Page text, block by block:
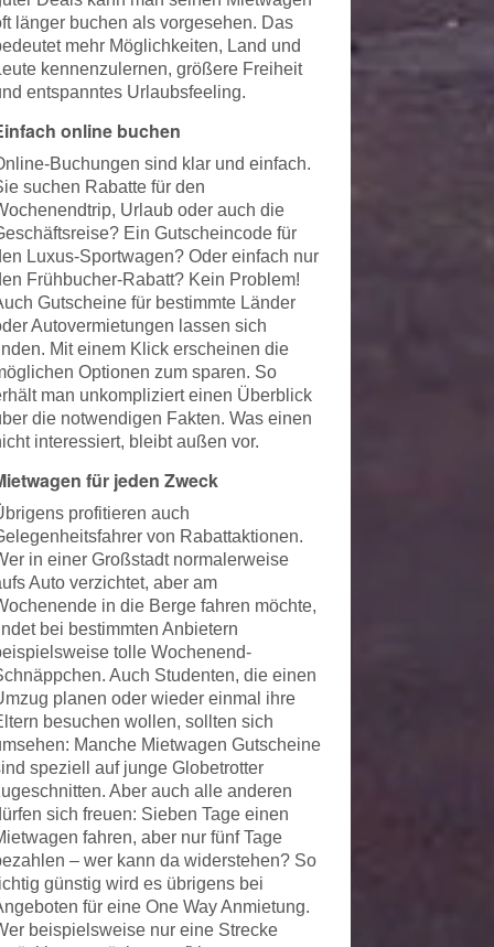
länger buchen als vorgesehen. Das
mehr Möglichkeiten, Land und
kennenzulernen, größere Freiheit
entspanntes Urlaubsfeeling.
online buchen
Buchungen sind klar und einfach.
suchen Rabatte für den
Urlaub oder auch die
Ein Gutscheincode für
Luxus-Sportwagen? Oder einfach nur
Frühbucher-Rabatt? Kein Problem!
Gutscheine für bestimmte Länder
Autovermietungen lassen sich
Mit einem Klick erscheinen die
Optionen zum sparen. So
man unkompliziert einen Überblick
die notwendigen Fakten. Was einen
interessiert, bleibt außen vor.
für jeden Zweck
profitieren auch
von Rabattaktionen.
in einer Großstadt normalerweise
Auto verzichtet, aber am
in die Berge fahren möchte,
bei bestimmten Anbietern
tolle Wochenend-
Auch Studenten, die einen
planen oder wieder einmal ihre
besuchen wollen, sollten sich
Manche Mietwagen Gutscheine
speziell auf junge Globetrotter
Aber auch alle anderen
sich freuen: Sieben Tage einen
fahren, aber nur fünf Tage
– wer kann da widerstehen? So
günstig wird es übrigens bei
für eine One Way Anmietung.
beispielsweise nur eine Strecke